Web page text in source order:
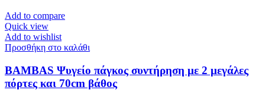
Add to compare
Quick view
Add to wishlist
Προσθήκη στο καλάθι
BAMBAS Ψυγείο πάγκος συντήρηση με 2 μεγάλες
πόρτες και 70cm βάθος